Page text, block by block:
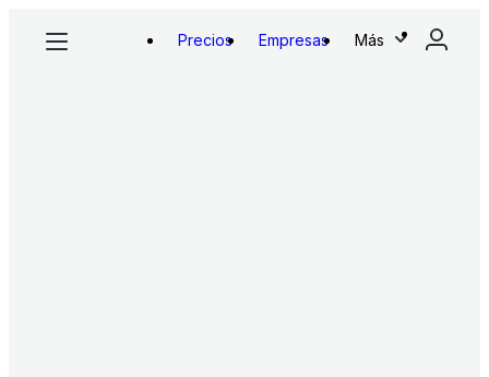
Precios Empresas Más